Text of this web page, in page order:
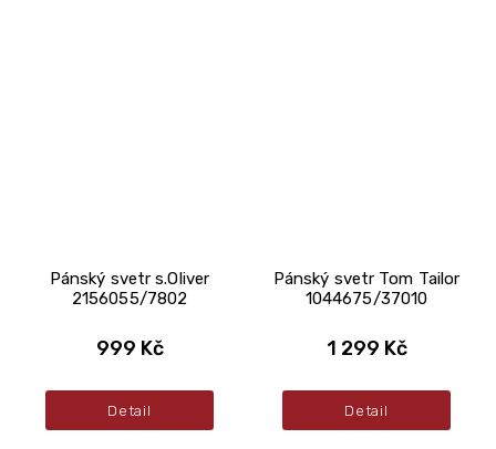
Pánský svetr s.Oliver
2156055/7802
999 Kč
Detail
Pánský svetr Tom Tailor
1044675/37010
1 299 Kč
Detail